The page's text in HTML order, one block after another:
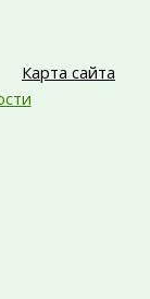
Карта сайта